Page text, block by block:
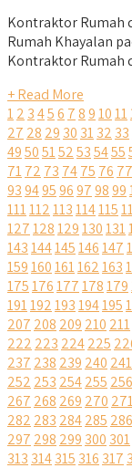
Kontraktor Rumah
Rumah Khayalan
Kontraktor Rumah
+ Read More
12 3456 7891011
27 28 29 30 3132 33
49505152535455
7172 73 7475 76 77
93949596979899
111112113114115
127128129130131
143144145146147
159160161162163
175176177178179
191192193194195
207 208 209 210 211
222 223 224225
237 238 239 240 241
252 253 254255 256
267 268 269 270
282 283 284285 286
297 298 299 300 301
313 314315 316 317